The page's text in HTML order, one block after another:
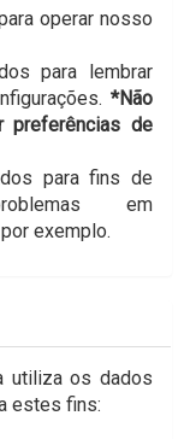
operar nosso
para lembrar
*Não
preferências de
para fins de
em
exemplo.
utiliza os dados
estes fins: